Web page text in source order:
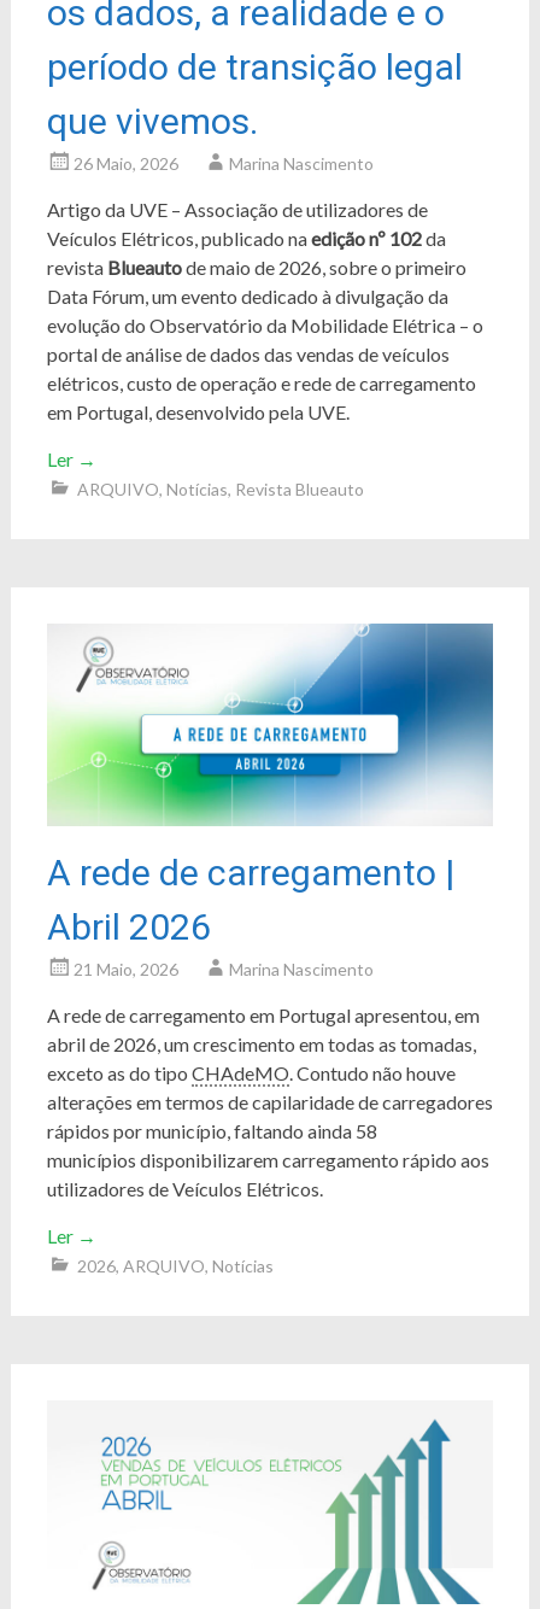
os dados, a realidade e o
período de transição legal
que vivemos.
26 Maio, 2026 Marina Nascimento
Artigo da UVE – Associação de utilizadores de
Veículos Elétricos, publicado naedição nº 102da
revista Blueautode maio de 2026, sobre o primeiro
Data Fórum, um evento dedicado à divulgação da
evolução do Observatório da Mobilidade Elétrica – o
portal de análise de dados das vendas de veículos
elétricos, custo de operação e rede de carregamento
em Portugal, desenvolvido pela UVE.
Ler →
ARQUIVO, Notícias, Revista Blueauto
A rede de carregamento |
Abril 2026
21 Maio, 2026 Marina Nascimento
A rede de carregamento em Portugal apresentou, em
abril de 2026, um crescimento em todas as tomadas,
exceto as do tipo CHAdeMO. Contudo não houve
alterações em termos de capilaridade de carregadores
rápidos por município, faltando ainda 58
municípios disponibilizarem carregamento rápido aos
utilizadores de Veículos Elétricos.
Ler →
2026, ARQUIVO, Notícias